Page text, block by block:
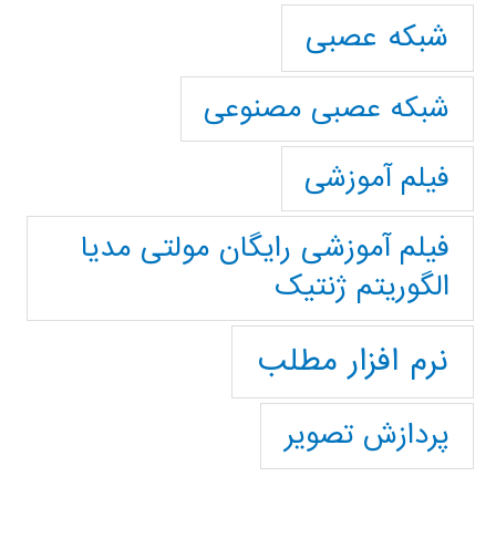
شبکه عصبی
شبکه عصبی مصنوعی
فیلم آموزشی
فیلم آموزشی رایگان مولتی مدیا
الگوریتم ژنتیک
نرم افزار مطلب
پردازش تصویر